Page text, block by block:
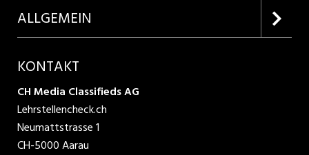
Inserieren
Produkte
Lehrberufe entdecken
ALLGEMEIN
AGB
Datenschutzbestimmungen
Nutzungsbedingungen
KONTAKT
CH Media Classifieds AG
Lehrstellencheck.ch
Neumattstrasse 1
CH-5000 Aarau